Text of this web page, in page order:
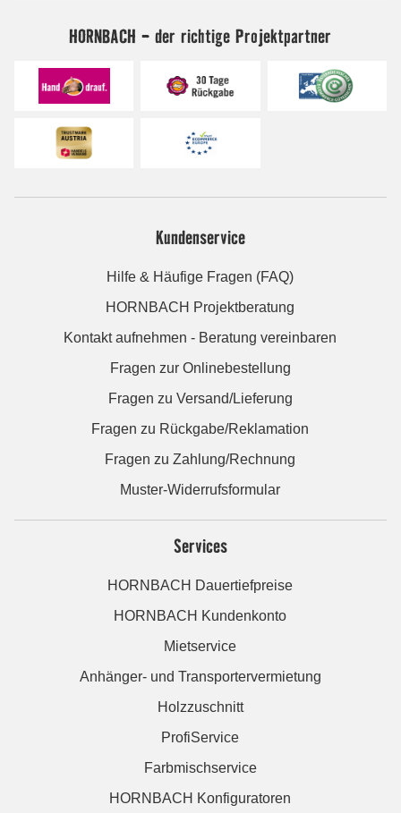
HORNBACH - der richtige Projektpartner
Kundenservice
Hilfe & Häufige Fragen (FAQ)
HORNBACH Projektberatung
Kontakt aufnehmen - Beratung vereinbaren
Fragen zur Onlinebestellung
Fragen zu Versand/Lieferung
Fragen zu Rückgabe/Reklamation
Fragen zu Zahlung/Rechnung
Muster-Widerrufsformular
Services
HORNBACH Dauertiefpreise
HORNBACH Kundenkonto
Mietservice
Anhänger- und Transportervermietung
Holzzuschnitt
ProfiService
Farbmischservice
HORNBACH Konfiguratoren